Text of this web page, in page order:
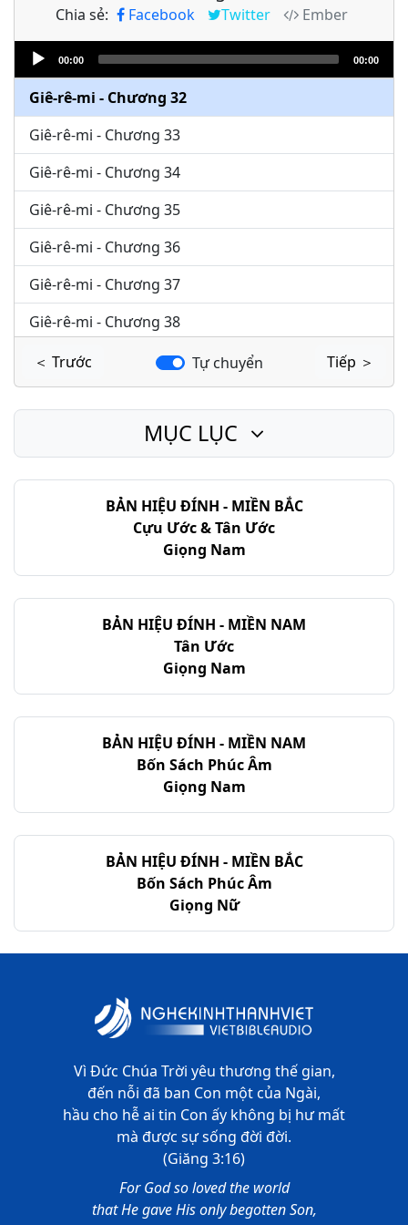
Chia sẻ: Facebook Twitter
Ember
Audio
Player
00:00 00:00
Giê-rê-mi - Chương 30
Giê-rê-mi - Chương 31
Giê-rê-mi - Chương 32
Giê-rê-mi - Chương 33
Giê-rê-mi - Chương 34
Giê-rê-mi - Chương 35
Giê-rê-mi - Chương 36
Giê-rê-mi - Chương 37
Giê-rê-mi - Chương 38
Giê-rê-mi - Chương 39
Giê-rê-mi - Chương 41
Giê-rê-mi - Chương 43
Giê-rê-mi - Chương 44
Giê-rê-mi - Chương 46
Giê-rê-mi - Chương 47
Giê-rê-mi - Chương 48
Giê-rê-mi - Chương 49
Giê-rê-mi - Chương 50
Giê-rê-mi - Chương 51
＜ Trước Tự chuyển Tiếp ＞
BẢN HIỆU ĐÍNH - MIỀN BẮC
Cựu Ước & Tân Ước
Giọng Nam
BẢN HIỆU ĐÍNH - MIỀN NAM
Tân Ước
Giọng Nam
BẢN HIỆU ĐÍNH - MIỀN NAM
Bốn Sách Phúc Âm
Giọng Nam
BẢN HIỆU ĐÍNH - MIỀN BẮC
Bốn Sách Phúc Âm
Giọng Nữ
MỤC LỤC
Vì Đức Chúa Trời yêu thương thế gian,
đến nỗi đã ban Con một của Ngài,
hầu cho hễ ai tin Con ấy không bị hư mất
mà được sự sống đời đời.
(Giăng 3:16)
For God so loved the world
that He gave His only begotten Son,